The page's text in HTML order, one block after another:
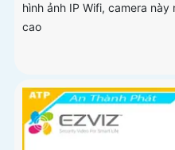
hình ảnh IP Wifi, camera
cao